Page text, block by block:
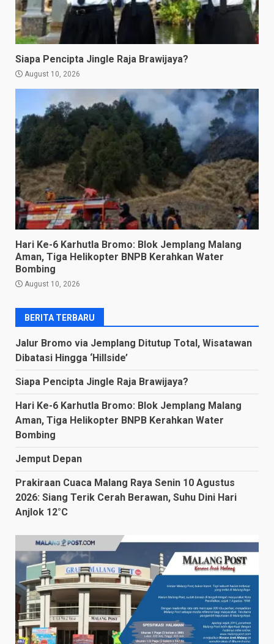
Siapa Pencipta Jingle Raja Brawijaya?
August 10, 2026
Hari Ke-6 Karhutla Bromo: Blok Jemplang Malang
Aman, Tiga Helikopter BNPB Kerahkan Water
Bombing
August 10, 2026
BERITA TERBARU
Jalur Bromo via Jemplang Ditutup Total, Wisatawan
Dibatasi Hingga ‘Hillside’
Siapa Pencipta Jingle Raja Brawijaya?
Hari Ke-6 Karhutla Bromo: Blok Jemplang Malang
Aman, Tiga Helikopter BNPB Kerahkan Water
Bombing
Jemput Depan
Prakiraan Cuaca Malang Raya Senin 10 Agustus
2026: Siang Terik Cerah Berawan, Suhu Dini Hari
Anjlok 12°C